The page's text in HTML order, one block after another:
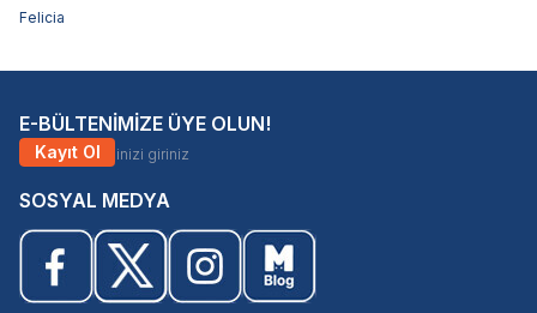
Felicia
E-BÜLTENİMİZE ÜYE OLUN!
Kayıt Ol
SOSYAL MEDYA